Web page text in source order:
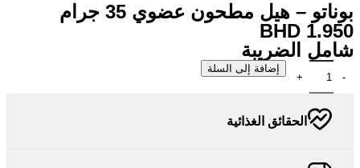
بوناتو – هيل مطحون عضوي 35 جرام
1.950
BHD
شامل الضريبة
إضافة إلى السلة
الحقائق الغذائية